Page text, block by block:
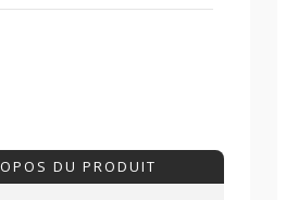
DU PRODUIT